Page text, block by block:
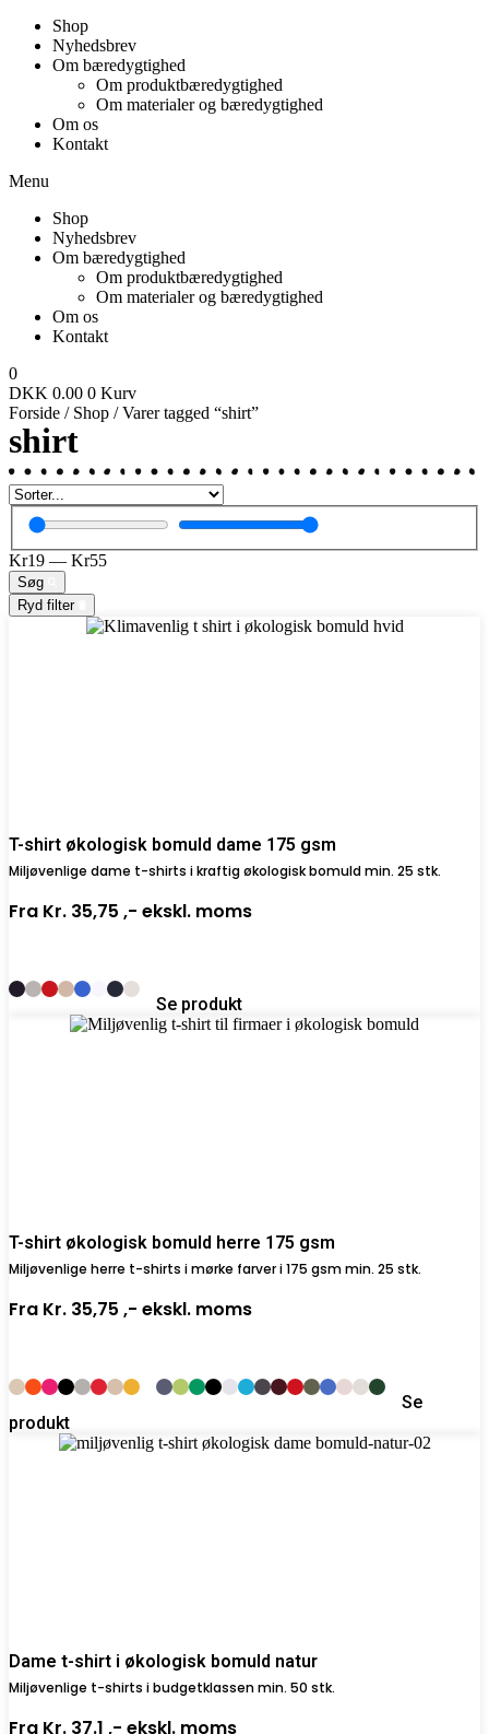
Shop
Nyhedsbrev
Om bæredygtighed
Om produktbæredygtighed
Om materialer og bæredygtighed
Om os
Kontakt
Menu
Shop
Nyhedsbrev
Om bæredygtighed
Om produktbæredygtighed
Om materialer og bæredygtighed
Om os
Kontakt
0
DKK 0.00 0 Kurv
Forside / Shop / Varer tagged “shirt”
shirt
Kr19 — Kr55
Søg
Ryd filter
T-shirt økologisk bomuld dame 175 gsm
Miljøvenlige dame t-shirts i kraftig økologisk bomuld min. 25 stk.
Fra Kr. 35,75 ,- ekskl. moms
Se produkt
T-shirt økologisk bomuld herre 175 gsm
Miljøvenlige herre t-shirts i mørke farver i 175 gsm min. 25 stk.
Fra Kr. 35,75 ,- ekskl. moms
Se
produkt
Dame t-shirt i økologisk bomuld natur
Miljøvenlige t-shirts i budgetklassen min. 50 stk.
Fra Kr. 37.1 ,- ekskl. moms